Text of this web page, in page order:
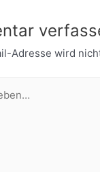
Adresse wird